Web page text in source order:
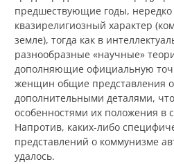
предшествующие годы,
квазирелигиозный характер
земле), тогда как в
разнообразные «научные»
дополняющие официальную
женщин общие представления
дополнительными деталями,
особенностями их положения в
Напротив, каких-либо
представлений о коммунизме
удалось.